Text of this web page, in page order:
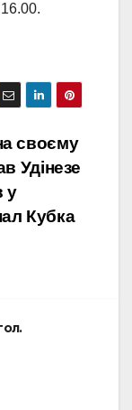
своєму
Удінезе
у
Кубка